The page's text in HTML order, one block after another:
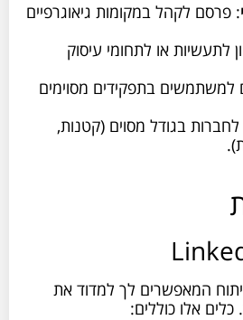
: פרסם לקהל במקומות גיאוגרפיים
לתעשיות או לתחומי עיסוק
למשתמשים בתפקידים מסוימים
לחברות בגודל מסוים (קטנות,
המאפשרים לך למדוד את
אלו כוללים: